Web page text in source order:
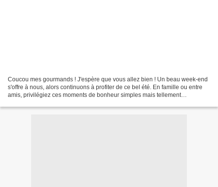
Coucou mes gourmands ! J'espère que vous allez bien ! Un beau week-end
s'offre à nous, alors continuons à profiter de ce bel été. En famille ou entre
amis, privilégiez ces moments de bonheur simples mais tellement